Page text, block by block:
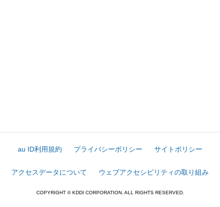
au ID利用規約 プライバシーポリシー サイトポリシー
アクセスデータについて ウェブアクセシビリティの取り組み
COPYRIGHT © KDDI CORPORATION. ALL RIGHTS RESERVED.